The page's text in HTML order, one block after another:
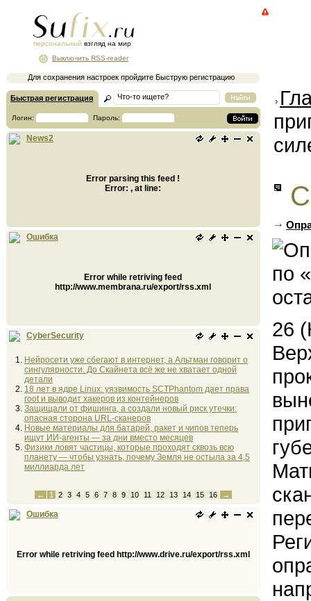
персональный взгляд на мир
Для сохранения настроек пройдите Быструю регистрацию
Выключить RSS-reader
Быстрая регистрация
Логин: Пароль:
News2
Error parsing this feed !
Error: , at line:
Ошибка
Error while retriving feed
http://www.membrana.ru/export/rss.xml
CyberSecurity
Нейросети уже сбегают в интернет, а Альтман говорит о
сингулярности. До Скайнета всё же не хватает одной
детали
18 лет в ядре Linux: уязвимость SCTPhantom дает права
root и выводит хакеров из контейнеров
Защищали от фишинга, а создали новый риск утечки:
опасная сторона URL-сканеров
Новые материалы для батарей, ракет и чипов теперь
ищут ИИ-агенты — за дни вместо месяцев
Физики ловят частицы, которые проходят сквозь всю
планету — чтобы узнать, почему Земля не остыла за 4,5
миллиарда лет
← 1 2 3 4 5 6 7 8 9 10 11 12 13 14 15 16 →
Ошибка
Error while retriving feed http://www.drive.ru/export/rss.xml
26